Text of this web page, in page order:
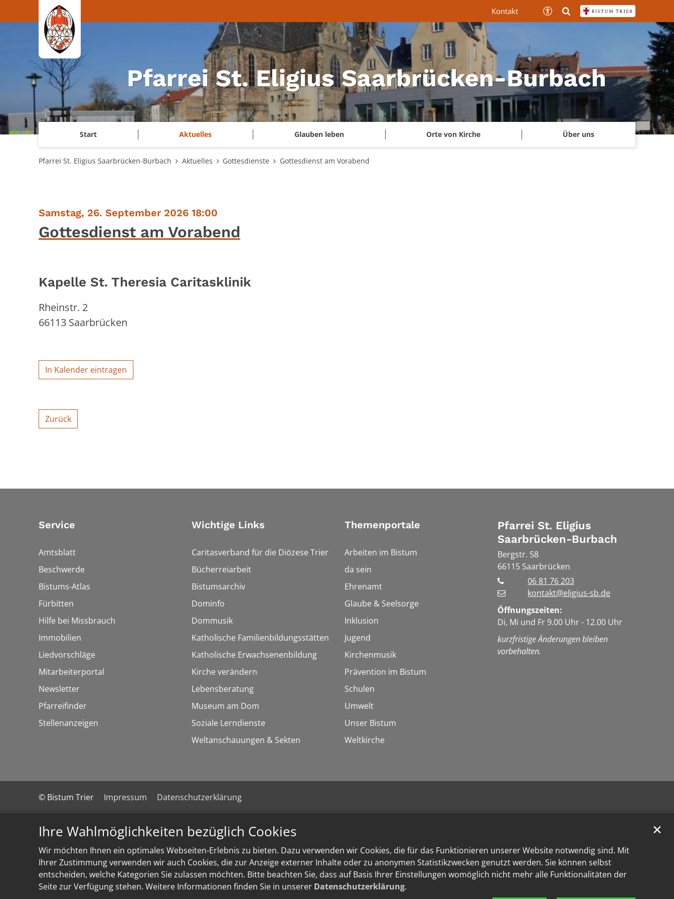
Ihre Wahlmöglichkeiten bezüglich Cookies
Wir möchten Ihnen ein optimales Webseiten-Erlebnis zu bieten. Dazu verwenden wir Cookies, die für das Funktionieren unserer Website notwendig sind. Mit
Ihrer Zustimmung verwenden wir auch Cookies, die zur Anzeige externer Inhalte oder zu anonymen Statistikzwecken genutzt werden. Sie können selbst
entscheiden, welche Kategorien Sie zulassen möchten. Bitte beachten Sie, dass auf Basis Ihrer Einstellungen womöglich nicht mehr alle Funktionalitäten der
Seite zur Verfügung stehen. Weitere Informationen finden Sie in unserer Datenschutzerklärung.
✕
Zum Inhalt springen
Pfarrei St. Eligius Saarbrücken-Burbach
Start Aktuelles Glauben leben Orte von Kirche Über uns
Kontakt
Pfarrei St. Eligius Saarbrücken-Burbach Aktuelles Gottesdienste Gottesdienst am Vorabend
Samstag, 26. September 2026 18:00
Gottesdienst am Vorabend
Kapelle St. Theresia Caritasklinik
Rheinstr. 2
66113 Saarbrücken
In Kalender eintragen
Zurück
Service
Amtsblatt
Beschwerde
Bistums-Atlas
Fürbitten
Hilfe bei Missbrauch
Immobilien
Liedvorschläge
Mitarbeiterportal
Newsletter
Pfarreifinder
Stellenanzeigen
Wichtige Links
Caritasverband für die Diözese Trier
Bücherreiarbeit
Bistumsarchiv
Dominfo
Dommusik
Katholische Familienbildungsstätten
Katholische Erwachsenenbildung
Kirche verändern
Lebensberatung
Museum am Dom
Soziale Lerndienste
Weltanschauungen & Sekten
Themenportale
Arbeiten im Bistum
da sein
Ehrenamt
Glaube & Seelsorge
Inklusion
Jugend
Kirchenmusik
Prävention im Bistum
Schulen
Umwelt
Unser Bistum
Weltkirche
Pfarrei St. Eligius
Saarbrücken-Burbach
Bergstr. 58
66115 Saarbrücken
06 81 76 203
kontakt@eligius-sb.de
Öffnungszeiten:
Di, Mi und Fr 9.00 Uhr - 12.00 Uhr
kurzfristige Änderungen bleiben
vorbehalten.
© Bistum Trier Impressum Datenschutzerklärung